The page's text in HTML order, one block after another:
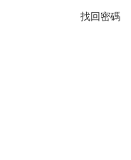
找回密碼